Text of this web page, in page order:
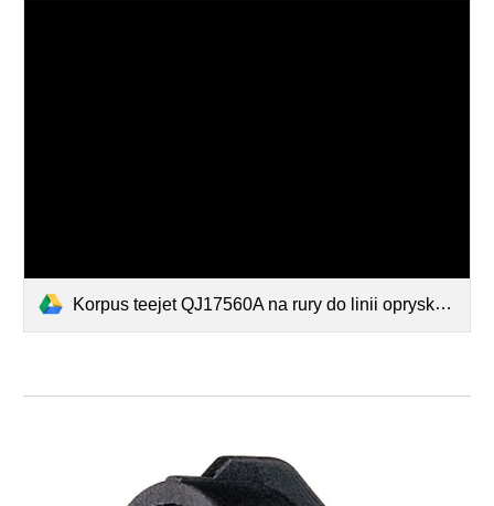
Korpus teejet QJ17560A na rury do linii opryskiwania.pdf